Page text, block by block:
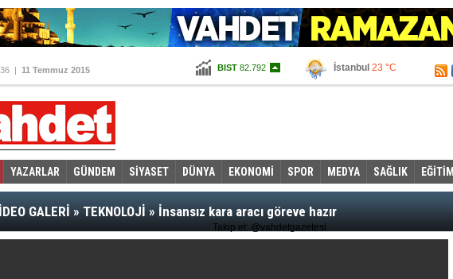
BIST 82.792 İstanbul 23 °C
| 11 Temmuz 2015
YAZARLAR GÜNDEM SİYASET DÜNYA EKONOMİ SPOR MEDYA SAĞLIK EĞİTİM
Video Galeri
GALERİ » TEKNOLOJİ » İnsansız kara aracı göreve hazır
Takip et: @vahdetgazetesi